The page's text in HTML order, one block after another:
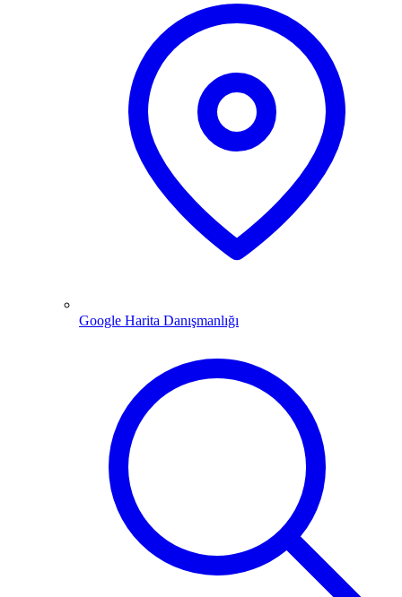
Google Harita Danışmanlığı